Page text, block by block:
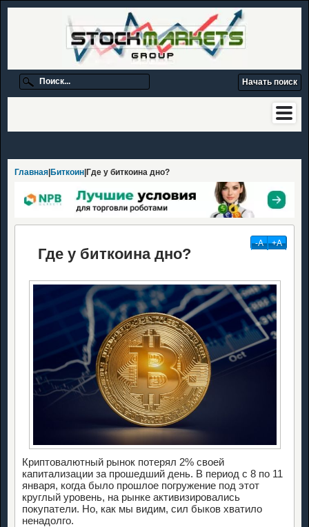
Главная Биткоин |Где у биткоина дно?
Где у биткоина дно?
-А +А
Криптовалютный рынок потерял 2% своей
капитализации за прошедший день. В период с 8 по 11
января, когда было прошлое погружение под этот
круглый уровень, на рынке активизировались
покупатели. Но, как мы видим, сил быков хватило
ненадолго.